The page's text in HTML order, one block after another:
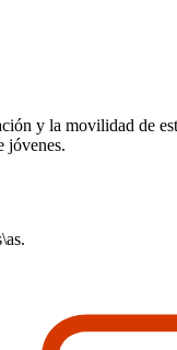
y la movilidad de
jóvenes.